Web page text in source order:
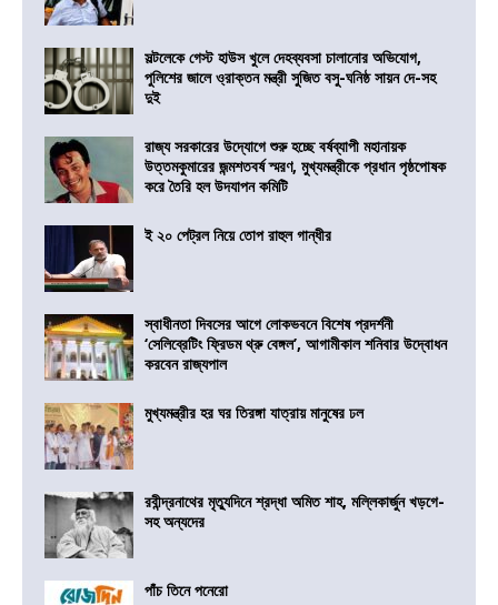
সল্টলেকে গেস্ট হাউস খুলে দেহব্যবসা চালানোর অভিযোগ,
পুলিশের জালে ও্রাক্তন মন্ত্রী সুজিত বসু-ঘনিষ্ঠ সায়ন দে-সহ
দুই
রাজ্য সরকারের উদ্যোগে শুরু হচ্ছে বর্ষব্যাপী মহানায়ক
উত্তমকুমারের জন্মশতবর্ষ স্মরণ, মুখ্যমন্ত্রীকে প্রধান পৃষ্ঠপোষক
করে তৈরি হল উদযাপন কমিটি
ই ২০ পেট্রল নিয়ে তোপ রাহুল গান্ধীর
স্বাধীনতা দিবসের আগে লোকভবনে বিশেষ প্রদর্শনী
‘সেলিব্রেটিং ফ্রিডম থ্রু বেঙ্গল’, আগামীকাল শনিবার উদ্বোধন
করবেন রাজ্যপাল
মুখ্যমন্ত্রীর হর ঘর তিরঙ্গা যাত্রায় মানুষের ঢল
রবীন্দ্রনাথের মৃত্যুদিনে শ্রদ্ধা অমিত শাহ, মল্লিকার্জুন খড়গে-
সহ অন্যদের
পাঁচ তিনে পনেরো